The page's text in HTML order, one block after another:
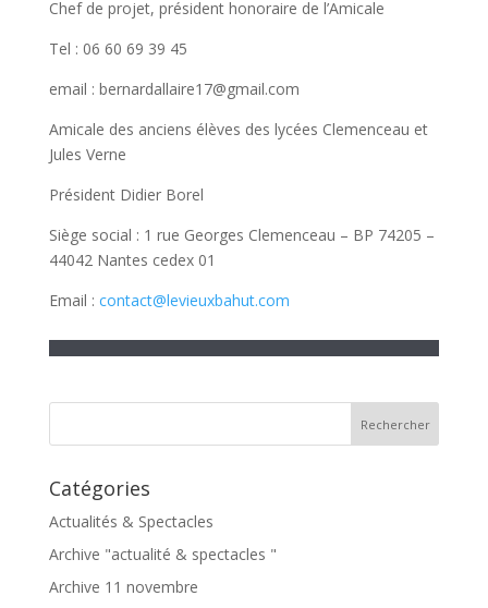
Chef de projet, président honoraire de l’Amicale
Tel : 06 60 69 39 45
email : bernardallaire17@gmail.com
Amicale des anciens élèves des lycées Clemenceau et
Jules Verne
Président Didier Borel
Siège social : 1 rue Georges Clemenceau – BP 74205 –
44042 Nantes cedex 01
Email : contact@levieuxbahut.com
Catégories
Actualités & Spectacles
Archive "actualité & spectacles "
Archive 11 novembre